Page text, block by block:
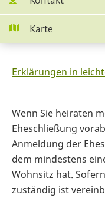
Karte
Erklärungen in
Wenn Sie heiraten
Eheschließung
Anmeldung der
dem mindestens
Wohnsitz hat.
zuständig ist